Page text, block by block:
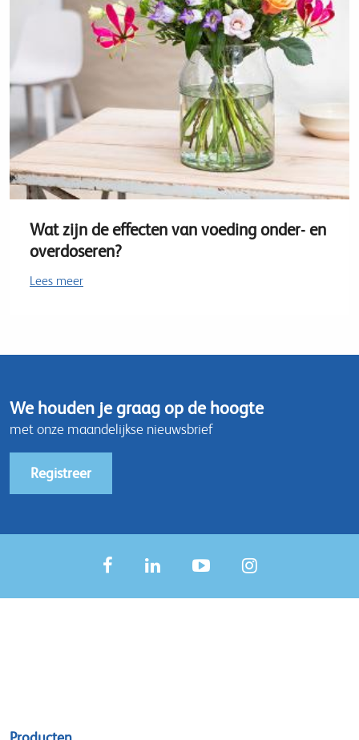
Wat zijn de effecten van voeding onder- en
overdoseren?
Lees meer
We houden je graag op de hoogte
met onze maandelijkse nieuwsbrief
Registreer